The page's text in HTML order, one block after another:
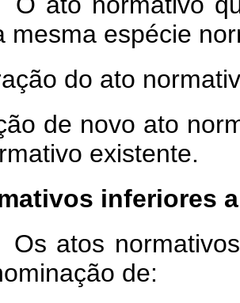
mesma espécie
do ato
de novo ato
existente.
inferiores
Os atos
de: